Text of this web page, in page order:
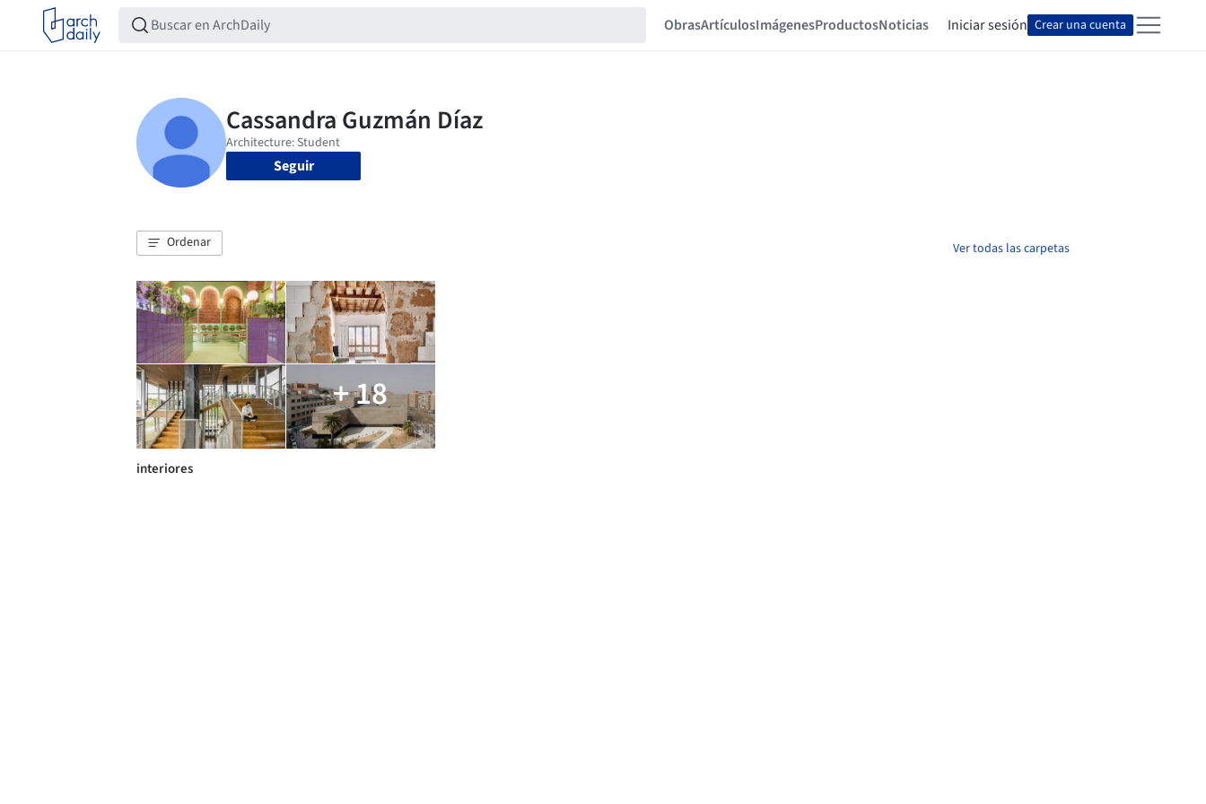
ObrasArtículosImágenesProductosNoticias Iniciar sesión Crear una cuenta
Seguir
Ordenar Ver todas las carpetas
+ 18
interiores